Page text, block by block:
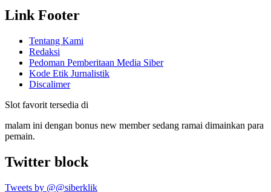
Link Footer
Tentang Kami
Redaksi
Pedoman Pemberitaan Media Siber
Kode Etik Jurnalistik
Discalimer
Slot favorit tersedia di
malam ini dengan bonus new member sedang ramai dimainkan para
pemain.
Twitter block
Tweets by @@siberklik